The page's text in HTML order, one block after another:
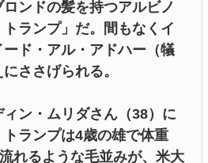
ンドの髪を持つアルビノ
ランプ」だ。間もなくイ
ド・アル・アドハー（犠
ささげられる。
ン・ムリダさん（38）に
ランプは4歳の雄で体重
れるような毛並みが、米大